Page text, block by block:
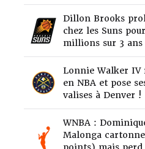
Dillon Brooks
chez les Suns
millions sur 3 ans
Lonnie Walker IV
en NBA et pose
valises à Denver !
WNBA :
Malonga